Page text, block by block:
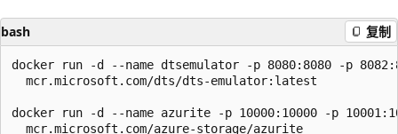
bash 复制
docker run -d --name dtsemulator -p 8080:8080 -p
  mcr.microsoft.com/dts/dts-emulator:latest
docker run -d --name azurite -p 10000:10000 -p